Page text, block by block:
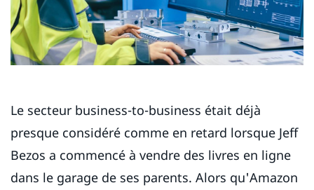
Le secteur business-to-business était déjà
presque considéré comme en retard lorsque Jeff
Bezos a commencé à vendre des livres en ligne
dans le garage de ses parents. Alors qu'Amazon